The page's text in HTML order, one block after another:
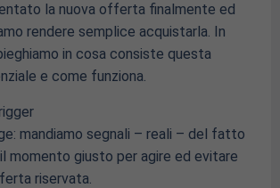
la nuova offerta finalmente ed
rendere semplice acquistarla. In
in cosa consiste questa
e come funziona.
mandiamo segnali – reali – del fatto
momento giusto per agire ed evitare
riservata.